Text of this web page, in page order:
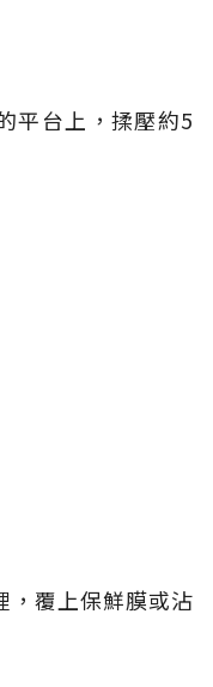
平台上，揉壓約5
，覆上保鮮膜或沾